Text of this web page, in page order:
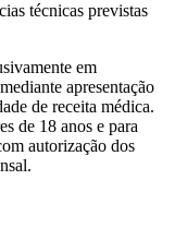
técnicas previstas
em
apresentação
de receita médica.
de 18 anos e para
autorização dos